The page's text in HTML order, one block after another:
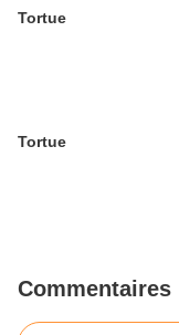
Tortue
Tortue
Commentaires